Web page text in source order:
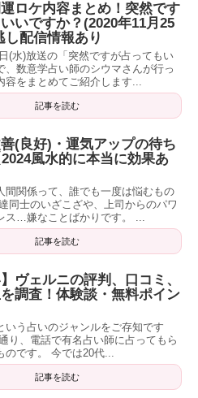
、五芒星といいます。
して扱われていた、というと
る方も多いと思いますが、ま
くださいね。
る待ち受け画像「水
があるとも言われています
なるのかもしれませんね。
ロケ内容まとめ！突然です
いですか？(2020年11月25
し配信情報あり
(水)放送の「突然ですが占ってもい
、数意学占い師のシウマさんが行っ
容をまとめてご紹介します...
記事を読む
(良好)・運気アップの待ち
風水的に本当に効果あ
間関係って、誰でも一度は悩むもの
同士のいざこざや、上司からのパワ
ス…嫌なことばかりです。 ...
記事を読む
】ヴェルニの評判、口コミ、
調査！体験談・無料ポイン
いう占いのジャンルをご存知です
り、電話で有名占い師に占ってもら
のです。 今では20代...
記事を読む